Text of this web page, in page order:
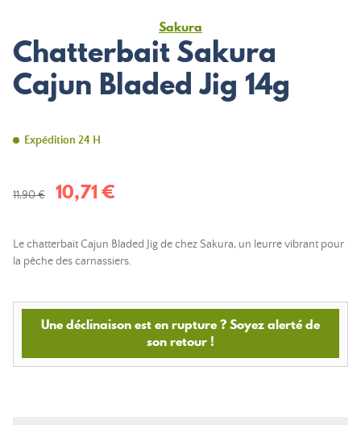
Sakura
Chatterbait Sakura
Cajun Bladed Jig 14g
Expédition 24 H
11,90 € 10,71 €
Le chatterbait Cajun Bladed Jig de chez Sakura, un leurre vibrant pour
la pêche des carnassiers.
Une déclinaison est en rupture ? Soyez alerté de
son retour !